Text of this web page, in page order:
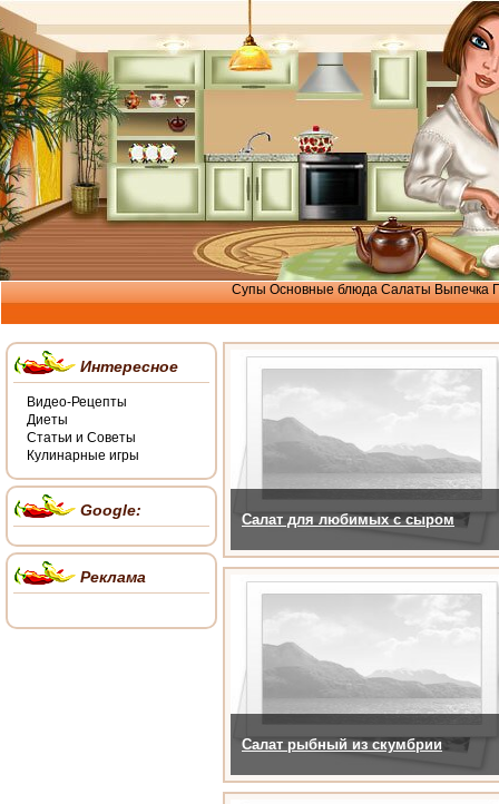
Супы Основные блюда Салаты Выпечка
Салат для любимых с сыром
Салат рыбный из скумбрии
Интересное
Видео-Рецепты
Диеты
Статьи и Советы
Кулинарные игры
Google:
Реклама